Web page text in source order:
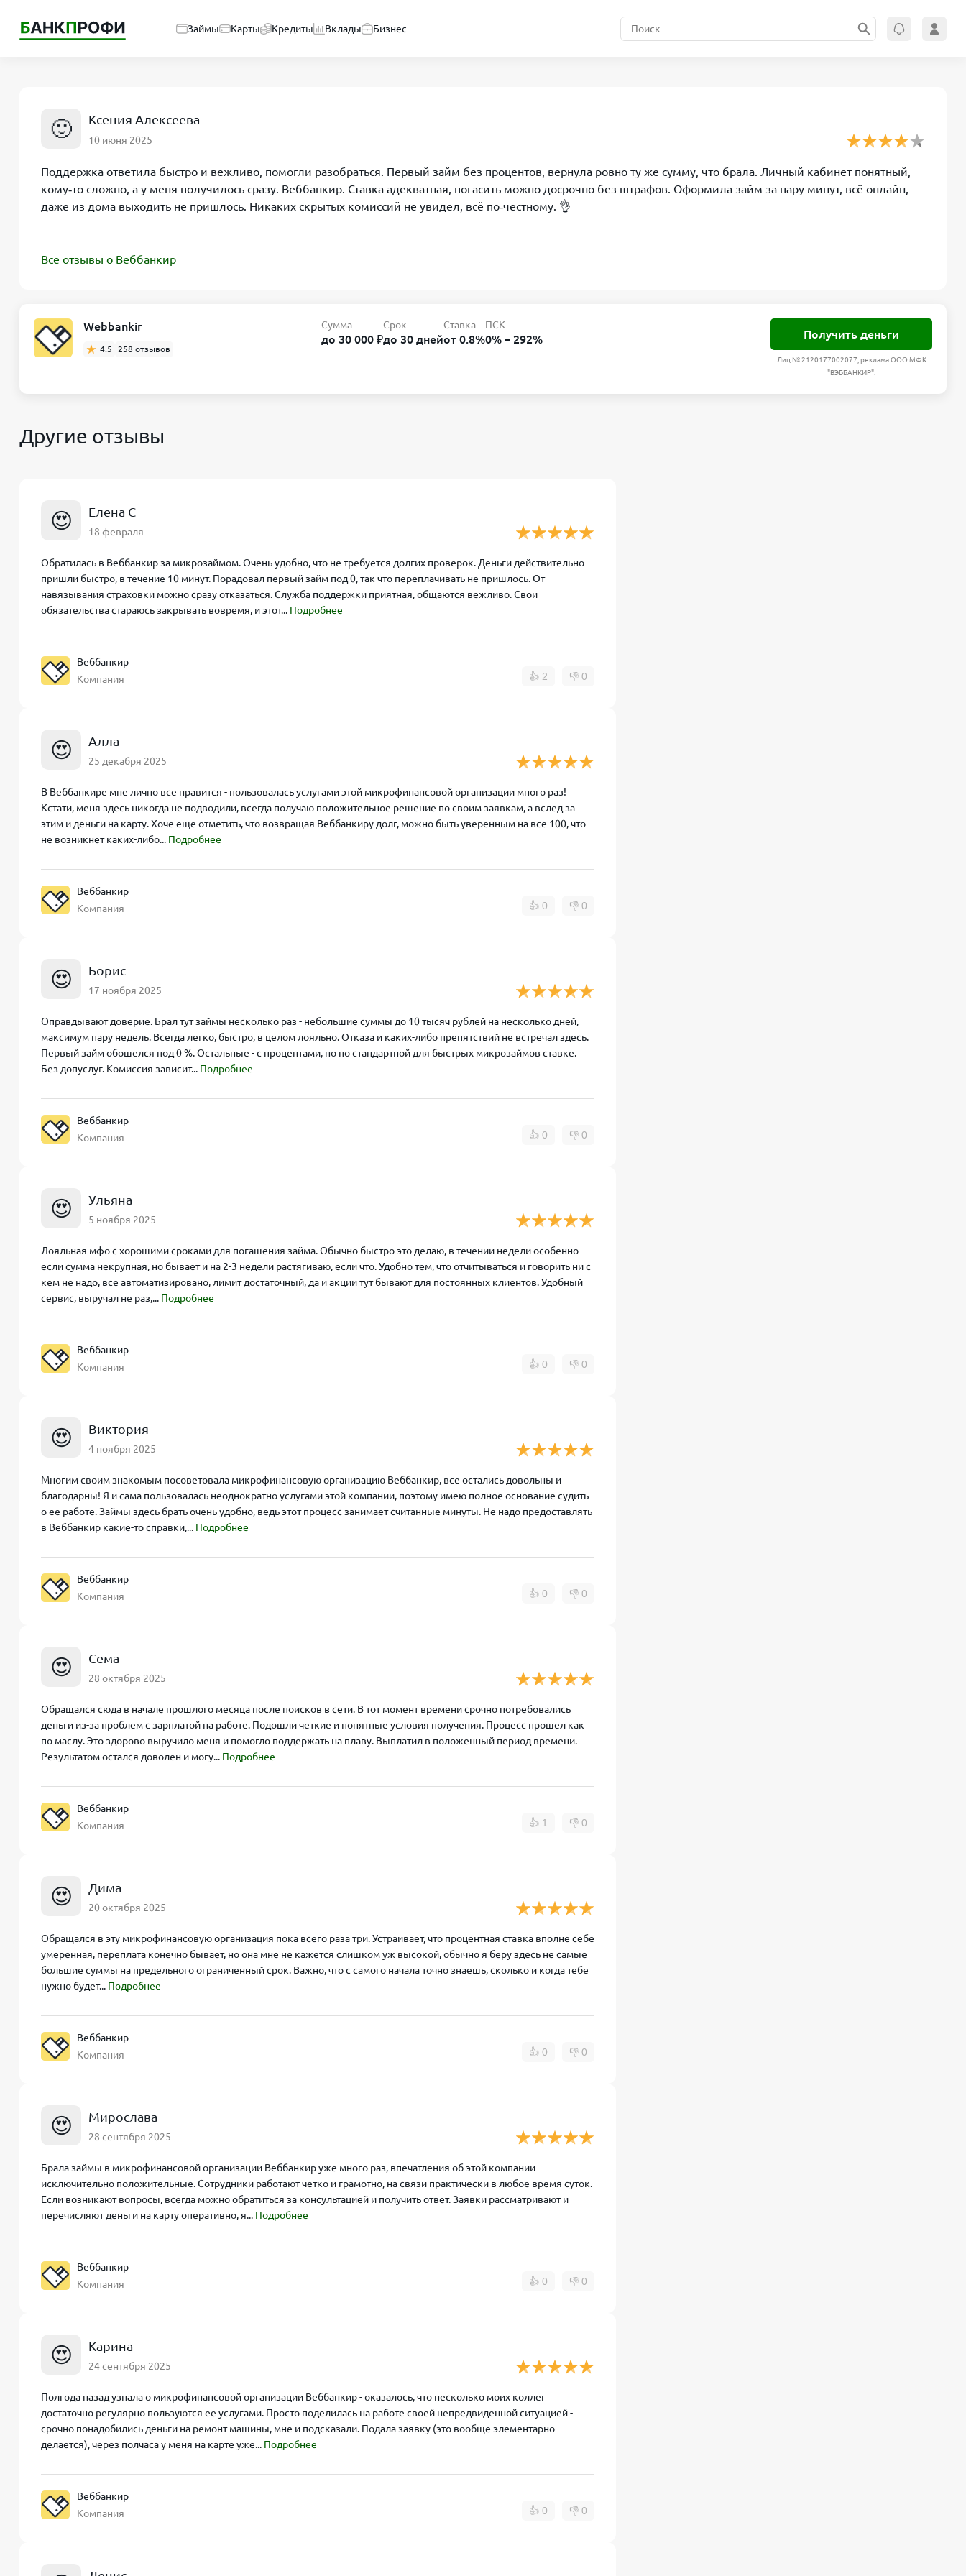
Займы Карты Кредиты Вклады Бизнес
🙂 Ксения Алексеева
10 июня 2025
Поддержка ответила быстро и вежливо, помогли разобраться. Первый займ без процентов, вернула ровно ту же сумму, что брала. Личный кабинет понятный,
кому‑то сложно, а у меня получилось сразу. Веббанкир. Ставка адекватная, погасить можно досрочно без штрафов. Оформила займ за пару минут, всё онлайн,
даже из дома выходить не пришлось. Никаких скрытых комиссий не увидел, всё по‑честному. 👌
Все отзывы о Веббанкир
Webbankir
4.5 258 отзывов
Сумма
до 30 000 ₽
Срок
до 30 дней
Ставка
от 0.8%
ПСК
0% – 292% Получить деньги
Лиц № 2120177002077, реклама ООО МФК
"ВЭББАНКИР".
Другие отзывы
😍 Елена С
18 февраля
Обратилась в Веббанкир за микрозаймом. Очень удобно, что не требуется долгих проверок. Деньги действительно
пришли быстро, в течение 10 минут. Порадовал первый займ под 0, так что переплачивать не пришлось. От
навязывания страховки можно сразу отказаться. Служба поддержки приятная, общаются вежливо. Свои
обязательства стараюсь закрывать вовремя, и этот... Подробнее
Веббанкир
Компания
👍 2 👎 0
😍 Алла
25 декабря 2025
В Веббанкире мне лично все нравится - пользовалась услугами этой микрофинансовой организации много раз!
Кстати, меня здесь никогда не подводили, всегда получаю положительное решение по своим заявкам, а вслед за
этим и деньги на карту. Хоче еще отметить, что возвращая Веббанкиру долг, можно быть уверенным на все 100, что
не возникнет каких-либо... Подробнее
Веббанкир
Компания
👍 0 👎 0
😍 Борис
17 ноября 2025
Оправдывают доверие. Брал тут займы несколько раз - небольшие суммы до 10 тысяч рублей на несколько дней,
максимум пару недель. Всегда легко, быстро, в целом лояльно. Отказа и каких-либо препятствий не встречал здесь.
Первый займ обошелся под 0 %. Остальные - с процентами, но по стандартной для быстрых микрозаймов ставке.
Без допуслуг. Комиссия зависит... Подробнее
Веббанкир
Компания
👍 0 👎 0
😍 Ульяна
5 ноября 2025
Лояльная мфо с хорошими сроками для погашения займа. Обычно быстро это делаю, в течении недели особенно
если сумма некрупная, но бывает и на 2-3 недели растягиваю, если что. Удобно тем, что отчитываться и говорить ни с
кем не надо, все автоматизировано, лимит достаточный, да и акции тут бывают для постоянных клиентов. Удобный
сервис, выручал не раз,... Подробнее
Веббанкир
Компания
👍 0 👎 0
😍 Виктория
4 ноября 2025
Многим своим знакомым посоветовала микрофинансовую организацию Веббанкир, все остались довольны и
благодарны! Я и сама пользовалась неоднократно услугами этой компании, поэтому имею полное основание судить
о ее работе. Займы здесь брать очень удобно, ведь этот процесс занимает считанные минуты. Не надо предоставлять
в Веббанкир какие-то справки,... Подробнее
Веббанкир
Компания
👍 0 👎 0
😍 Сема
28 октября 2025
Обращался сюда в начале прошлого месяца после поисков в сети. В тот момент времени срочно потребовались
деньги из-за проблем с зарплатой на работе. Подошли четкие и понятные условия получения. Процесс прошел как
по маслу. Это здорово выручило меня и помогло поддержать на плаву. Выплатил в положенный период времени.
Результатом остался доволен и могу... Подробнее
Веббанкир
Компания
👍 1 👎 0
😍 Дима
20 октября 2025
Обращался в эту микрофинансовую организация пока всего раза три. Устраивает, что процентная ставка вполне себе
умеренная, переплата конечно бывает, но она мне не кажется слишком уж высокой, обычно я беру здесь не самые
большие суммы на предельного ограниченный срок. Важно, что с самого начала точно знаешь, сколько и когда тебе
нужно будет... Подробнее
Веббанкир
Компания
👍 0 👎 0
😍 Мирослава
28 сентября 2025
Брала займы в микрофинансовой организации Веббанкир уже много раз, впечатления об этой компании -
исключительно положительные. Сотрудники работают четко и грамотно, на связи практически в любое время суток.
Если возникают вопросы, всегда можно обратиться за консультацией и получить ответ. Заявки рассматривают и
перечисляют деньги на карту оперативно, я... Подробнее
Веббанкир
Компания
👍 0 👎 0
😍 Карина
24 сентября 2025
Полгода назад узнала о микрофинансовой организации Веббанкир - оказалось, что несколько моих коллег
достаточно регулярно пользуются ее услугами. Просто поделилась на работе своей непредвиденной ситуацией -
срочно понадобились деньги на ремонт машины, мне и подсказали. Подала заявку (это вообще элементарно
делается), через полчаса у меня на карте уже... Подробнее
Веббанкир
Компания
👍 0 👎 0